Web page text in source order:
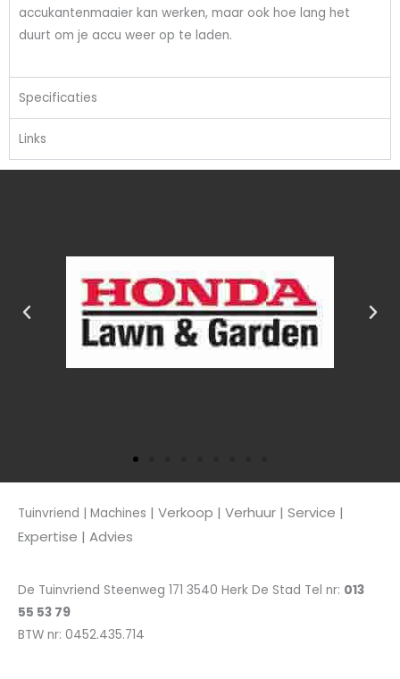
accukantenmaaier kan werken, maar ook hoe lang het
duurt om je accu weer op te laden.
Specificaties
Links
Tuinvriend | Machines | Verkoop | Verhuur | Service |
Expertise | Advies
De Tuinvriend Steenweg 171 3540 Herk De Stad Tel nr: 013
55 53 79
BTW nr: 0452.435.714